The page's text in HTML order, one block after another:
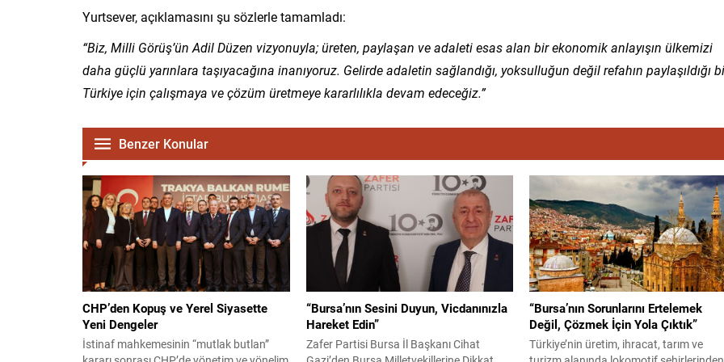
Yurtsever, açıklamasını şu sözlerle tamamladı:
“Biz, Milli Görüş’ün Adil Düzen vizyonuyla; üreten, paylaşan ve adaleti esas alan bir ekonomik anlayışın ülkemizi
daha güçlü yarınlara taşıyacağına inanıyoruz. Gelirde adaletin sağlandığı, yoksulluğun değil refahın paylaşıldığı
Türkiye için çalışmaya ve çözüm üretmeye kararlılıkla devam edeceğiz.”
Benzer Konular
CHP’den Kopuş ve Yerel Siyasette
Yeni Dengeler
İstinaf mahkemesinin “mutlak butlan”
“Bursa’nın Sesini Duyun, Vicdanınızla
Hareket Edin”
Zafer Partisi Bursa İl Başkanı Cihat
“Bursa’nın Sorunlarını Ertelemek
Değil, Çözmek İçin Yola Çıktık”
Türkiye’nin üretim, ihracat, tarım ve